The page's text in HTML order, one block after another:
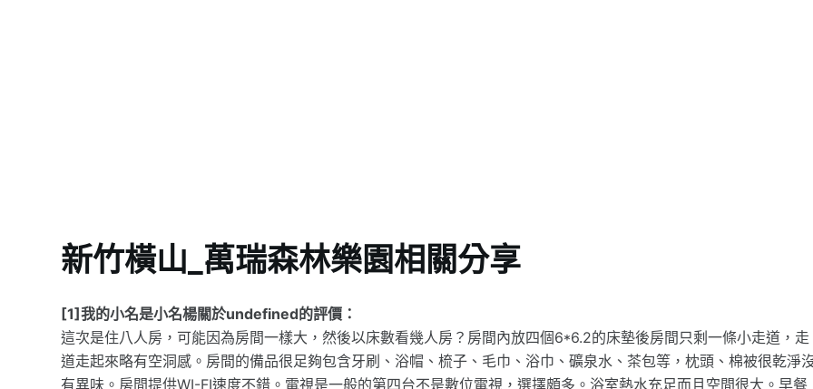
新竹橫山_萬瑞森林樂園相關分享
[1]我的小名是小名楊關於undefined的評價：
這次是住八人房，可能因為房間一樣大，然後以床數看幾人房？房間內放四個6*6.2的床墊後房間只剩一條小走道，走
道走起來略有空洞感。房間的備品很足夠包含牙刷、浴帽、梳子、毛巾、浴巾、礦泉水、茶包等，枕頭、棉被很乾淨
有異味。房間提供WI-FI速度不錯。電視是一般的第四台不是數位電視，選擇頗多。浴室熱水充足而且空間很大。早餐